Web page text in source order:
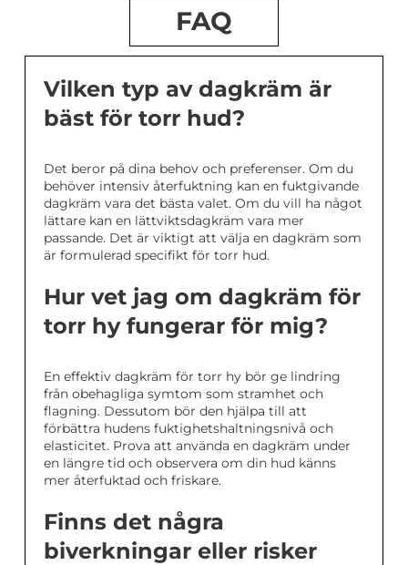
FAQ
Vilken typ av dagkräm är
bäst för torr hud?
Det beror på dina behov och preferenser. Om du
behöver intensiv återfuktning kan en fuktgivande
dagkräm vara det bästa valet. Om du vill ha något
lättare kan en lättviktsdagkräm vara mer
passande. Det är viktigt att välja en dagkräm som
är formulerad specifikt för torr hud.
Hur vet jag om dagkräm för
torr hy fungerar för mig?
En effektiv dagkräm för torr hy bör ge lindring
från obehagliga symtom som stramhet och
flagning. Dessutom bör den hjälpa till att
förbättra hudens fuktighetshaltningsnivå och
elasticitet. Prova att använda en dagkräm under
en längre tid och observera om din hud känns
mer återfuktad och friskare.
Finns det några
biverkningar eller risker